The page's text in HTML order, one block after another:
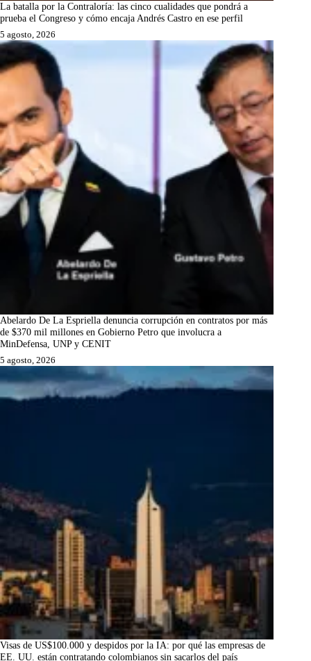
La batalla por la Contraloría: las cinco cualidades que pondrá a
prueba el Congreso y cómo encaja Andrés Castro en ese perfil
5 agosto, 2026
Abelardo De La Espriella denuncia corrupción en contratos por más
de $370 mil millones en Gobierno Petro que involucra a
MinDefensa, UNP y CENIT
5 agosto, 2026
Visas de US$100.000 y despidos por la IA: por qué las empresas de
EE. UU. están contratando colombianos sin sacarlos del país